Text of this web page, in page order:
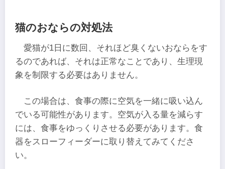
猫のおならの対処法
愛猫が1日に数回、それほど臭くないおならをす
るのであれば、それは正常なことであり、生理現
象を制限する必要はありません。
この場合は、食事の際に空気を一緒に吸い込ん
でいる可能性があります。空気が入る量を減らす
には、食事をゆっくりさせる必要があります。食
器をスローフィーダーに取り替えてみてくださ
い。